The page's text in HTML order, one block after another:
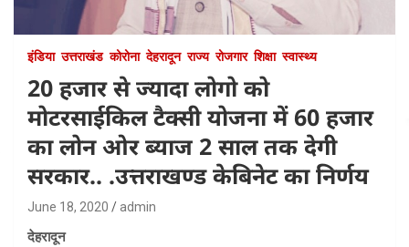
इंडिया उत्तराखंड कोरोना देहरादून राज्य रोजगार शिक्षा स्वास्थ्य
20 हजार से ज्यादा लोगो को
मोटरसाईकिल टैक्सी योजना में 60 हजार
का लोन ओर ब्याज 2 साल तक देगी
सरकार.. .उत्तराखण्ड केबिनेट का निर्णय
June 18, 2020 admin
देहरादून